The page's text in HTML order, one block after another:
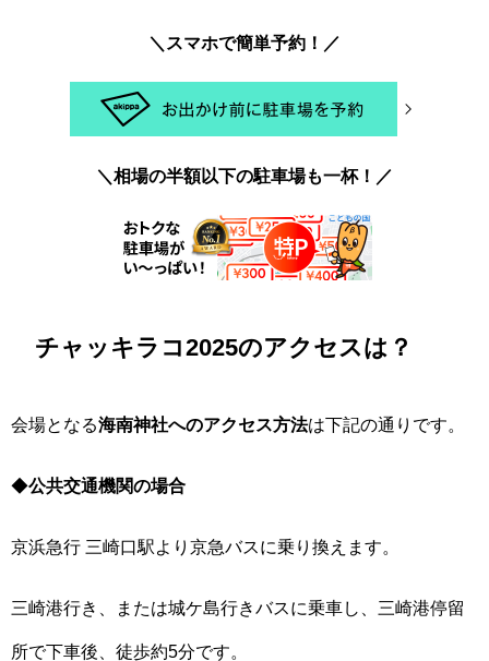
＼スマホで簡単予約！／
＼相場の半額以下の駐車場も一杯！／
チャッキラコ2025のアクセスは？
会場となる海南神社へのアクセス方法は下記の通りです。
◆公共交通機関の場合
京浜急行 三崎口駅より京急バスに乗り換えます。
三崎港行き、または城ケ島行きバスに乗車し、三崎港停留
所で下車後、徒歩約5分です。